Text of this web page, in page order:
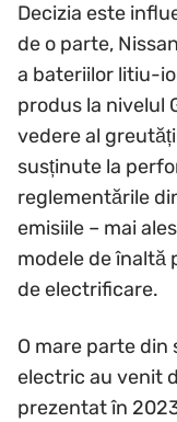
Decizia este
de o parte,
a bateriilor litiu-
produs la nivelul
vedere al
susținute la
reglementările
emisiile – mai
modele de înaltă
de electrificare.
O mare parte din
electric au venit
prezentat în